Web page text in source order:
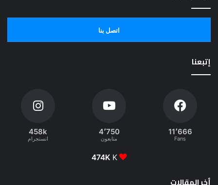
اتصل بنا
إتبعنا
11٬666
Fans
4٬750
متابعون
458k
انستجرام
474K K